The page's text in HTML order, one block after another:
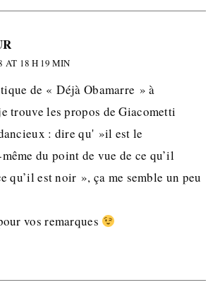
AT 18 H 19 MIN
de « Déjà Obamarre » à
trouve les propos de Giacometti
: dire qu' »il est le
du point de vue de ce qu’il
qu’il est noir », ça me semble un peu
vos remarques